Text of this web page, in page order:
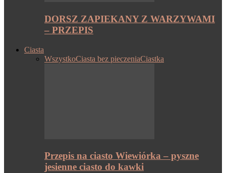
DORSZ ZAPIEKANY Z WARZYWAMI
– PRZEPIS
Ciasta
WszystkoCiasta bez pieczeniaCiastka
Przepis na ciasto Wiewiórka – pyszne
jesienne ciasto do kawki